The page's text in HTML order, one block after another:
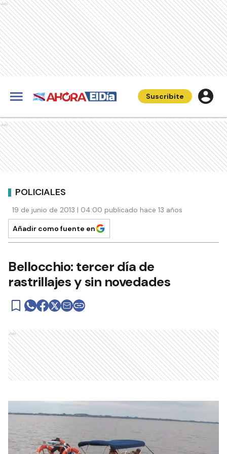
Ads
Suscribite
Ads
POLICIALES
19 de junio de 2013 | 04:00 publicado hace 13 años
Añadir como fuente en
Bellocchio: tercer día de
rastrillajes y sin novedades
Ads